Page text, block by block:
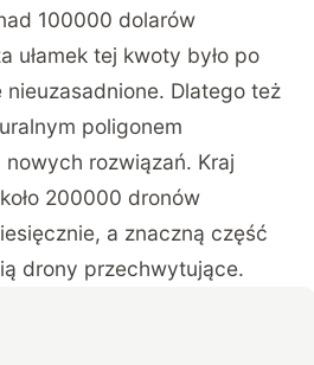
100000 dolarów
ułamek tej kwoty było po
Dlatego też
poligonem
rozwiązań. Kraj
200000 dronów
a znaczną część
drony przechwytujące.